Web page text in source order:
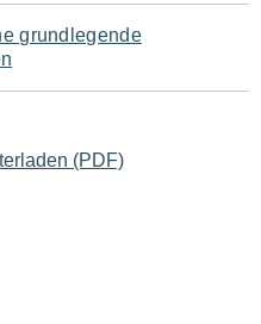
grundlegende
(PDF)